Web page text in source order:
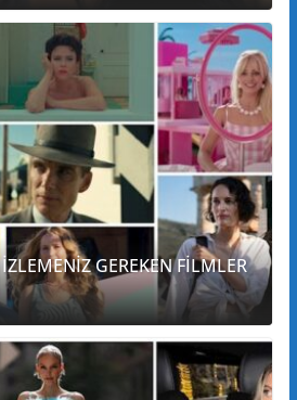
GEREKEN FİLMLER